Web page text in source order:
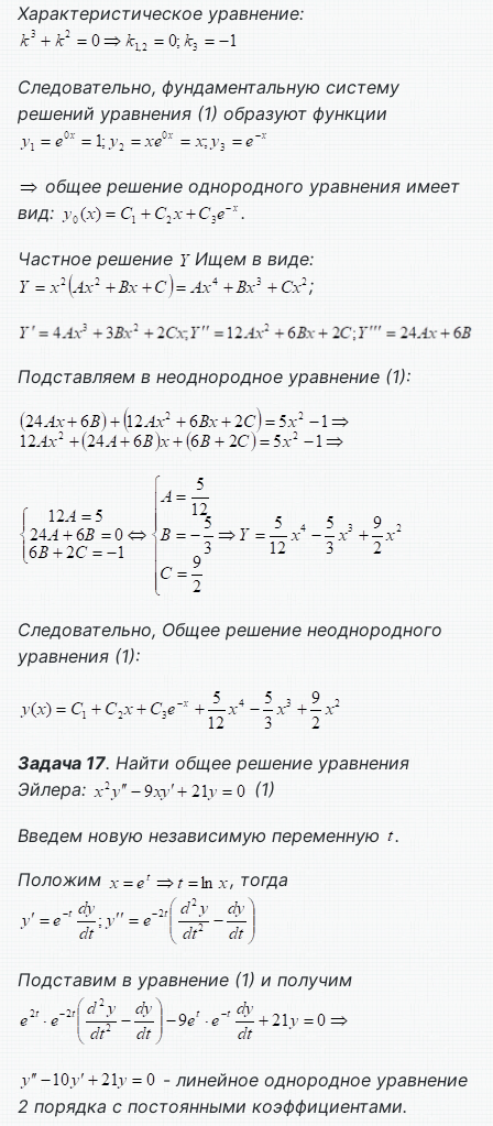
Характеристическое уравнение:
Следовательно, фундаментальную систему
решений уравнения (1) образуют функции
общее решение однородного уравнения имеет
вид:
.
Частное решение
Ищем в виде:
;
Подставляем в неоднородное уравнение (1):
Следовательно, Общее решение неоднородного
уравнения (1):
Задача 17. Найти общее решение уравнения
Эйлера:
(1)
Введем новую независимую переменную
.
Положим
, тогда
Подставим в уравнение (1) и получим
- линейное однородное уравнение
2 порядка с постоянными коэффициентами.